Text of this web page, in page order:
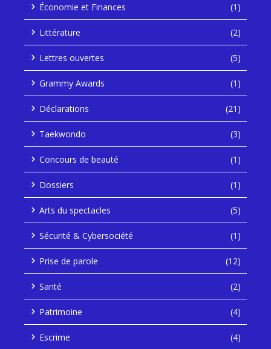
Économie et Finances (1)
Littérature (2)
Lettres ouvertes (5)
Grammy Awards (1)
Déclarations (21)
Taekwondo (3)
Concours de beauté (1)
Dossiers (1)
Arts du spectacles (5)
Sécurité & Cybersociété (1)
Prise de parole (12)
Santé (2)
Patrimoine (4)
Escrime (4)